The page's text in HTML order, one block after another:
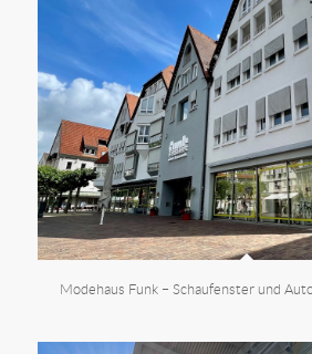
Modehaus Funk – Schaufenster und